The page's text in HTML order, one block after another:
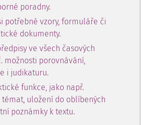
poradny.
potřebné vzory, formuláře či
dokumenty.
ve všech časových
možnosti porovnávání,
i judikaturu.
funkce, jako např.
uložení do oblíbených
poznámky k textu.